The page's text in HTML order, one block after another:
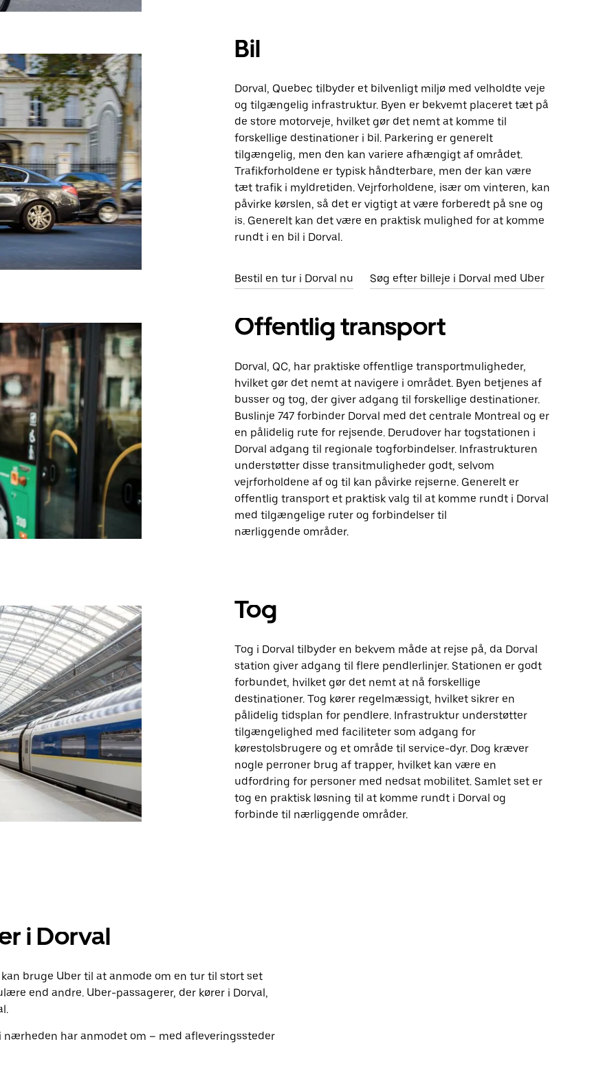
Bil
Dorval, Quebec tilbyder et bilvenligt miljø med velholdte veje
og tilgængelig infrastruktur. Byen er bekvemt placeret tæt på
de store motorveje, hvilket gør det nemt at komme til
forskellige destinationer i bil. Parkering er generelt
tilgængelig, men den kan variere afhængigt af området.
Trafikforholdene er typisk håndterbare, men der kan være
tæt trafik i myldretiden. Vejrforholdene, især om vinteren, kan
påvirke kørslen, så det er vigtigt at være forberedt på sne og
is. Generelt kan det være en praktisk mulighed for at komme
rundt i en bil i Dorval.
Bestil en tur i Dorval nu Søg efter billeje i Dorval med Uber
Offentlig transport
Dorval, QC, har praktiske offentlige transportmuligheder,
hvilket gør det nemt at navigere i området. Byen betjenes af
busser og tog, der giver adgang til forskellige destinationer.
Buslinje 747 forbinder Dorval med det centrale Montreal og er
en pålidelig rute for rejsende. Derudover har togstationen i
Dorval adgang til regionale togforbindelser. Infrastrukturen
understøtter disse transitmuligheder godt, selvom
vejrforholdene af og til kan påvirke rejserne. Generelt er
offentlig transport et praktisk valg til at komme rundt i Dorval
med tilgængelige ruter og forbindelser til
nærliggende områder.
Tog
Tog i Dorval tilbyder en bekvem måde at rejse på, da Dorval
station giver adgang til flere pendlerlinjer. Stationen er godt
forbundet, hvilket gør det nemt at nå forskellige
destinationer. Tog kører regelmæssigt, hvilket sikrer en
pålidelig tidsplan for pendlere. Infrastruktur understøtter
tilgængelighed med faciliteter som adgang for
kørestolsbrugere og et område til service-dyr. Dog kræver
nogle perroner brug af trapper, hvilket kan være en
udfordring for personer med nedsat mobilitet. Samlet set er
tog en praktisk løsning til at komme rundt i Dorval og
forbinde til nærliggende områder.
i Dorval
bruge Uber til at anmode om en tur til stort set
end andre. Uber-passagerer, der kører i Dorval,
har anmodet om – med afleveringssteder